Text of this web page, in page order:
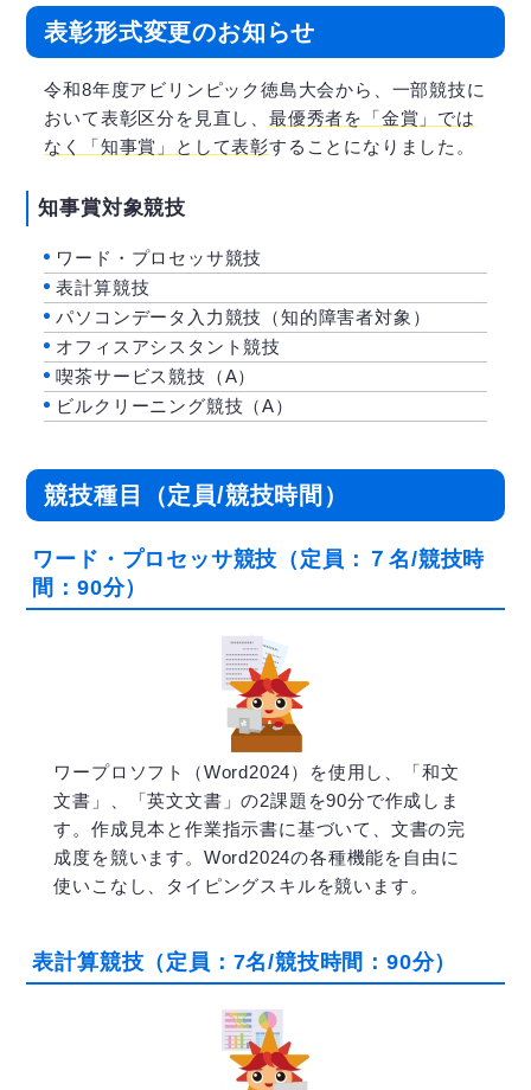
表彰形式変更のお知らせ
令和8年度アビリンピック徳島大会から、一部競技に
おいて表彰区分を見直し、最優秀者を「金賞」では
なく「知事賞」として表彰することになりました。
知事賞対象競技
ワード・プロセッサ競技
表計算競技
パソコンデータ入力競技（知的障害者対象）
オフィスアシスタント競技
喫茶サービス競技（A）
ビルクリーニング競技（A）
競技種目（定員/競技時間）
ワード・プロセッサ競技（定員：７名/競技時
間：90分）
ワープロソフト（Word2024）を使用し、「和文
文書」、「英文文書」の2課題を90分で作成しま
す。作成見本と作業指示書に基づいて、文書の完
成度を競います。Word2024の各種機能を自由に
使いこなし、タイピングスキルを競います。
表計算競技（定員：7名/競技時間：90分）